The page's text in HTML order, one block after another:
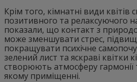
Крім того, кімнатні види
позитивного та релаксуючого
показали, що контакт з
може зменшувати стрес,
покращувати психічне
зелений лист та яскраві квітки
створюють атмосферу гармонії
якому приміщенні.